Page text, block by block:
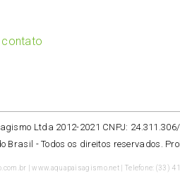
contato
Ltda 2012-2021 CNPJ:
Brasil -Todos os direitos reservados.
| www.aquapaisagismo.net | Telefone: (33)